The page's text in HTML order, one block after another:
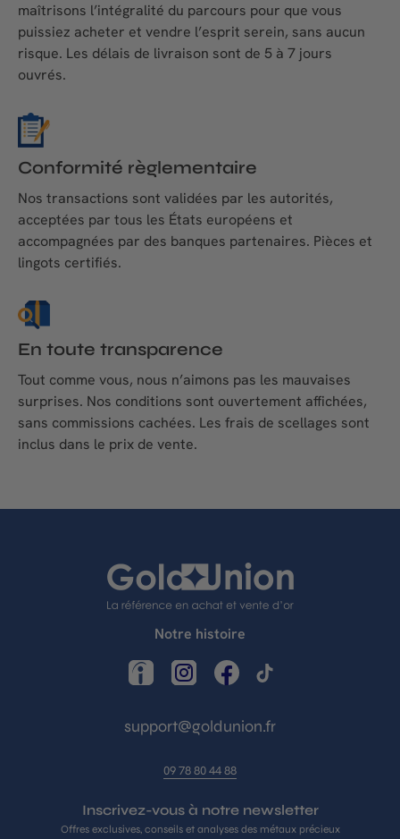
maîtrisons l’intégralité du parcours pour que vous
puissiez acheter et vendre l’esprit serein, sans aucun
risque. Les délais de livraison sont de 5 à 7 jours
ouvrés.
Conformité règlementaire
Nos transactions sont validées par les autorités,
acceptées par tous les États européens et
accompagnées par des banques partenaires. Pièces et
lingots certifiés.
En toute transparence
Tout comme vous, nous n’aimons pas les mauvaises
surprises. Nos conditions sont ouvertement affichées,
sans commissions cachées. Les frais de scellages sont
inclus dans le prix de vente.
Notre histoire
LinkedIn InstagramFacebookTikTok
support@goldunion.fr
09 78 80 44 88
Inscrivez-vous à notre newsletter
Offres exclusives, conseils et analyses des métaux précieux